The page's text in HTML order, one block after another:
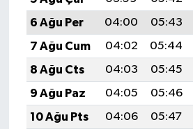
6 Ağu Per
04:00 05:43
7 Ağu Cum
04:02 05:44
8 Ağu Cts
04:03 05:45
9 Ağu Paz
04:05 05:46
10 Ağu Pts
04:06 05:47